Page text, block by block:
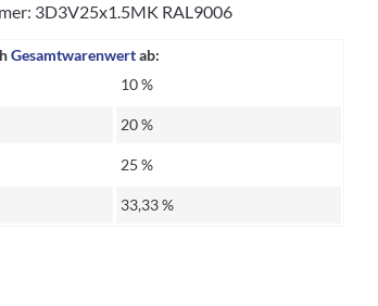
3D3V25x1.5MK RAL9006
Gesamtwarenwertab:
10 %
20 %
25 %
33,33 %